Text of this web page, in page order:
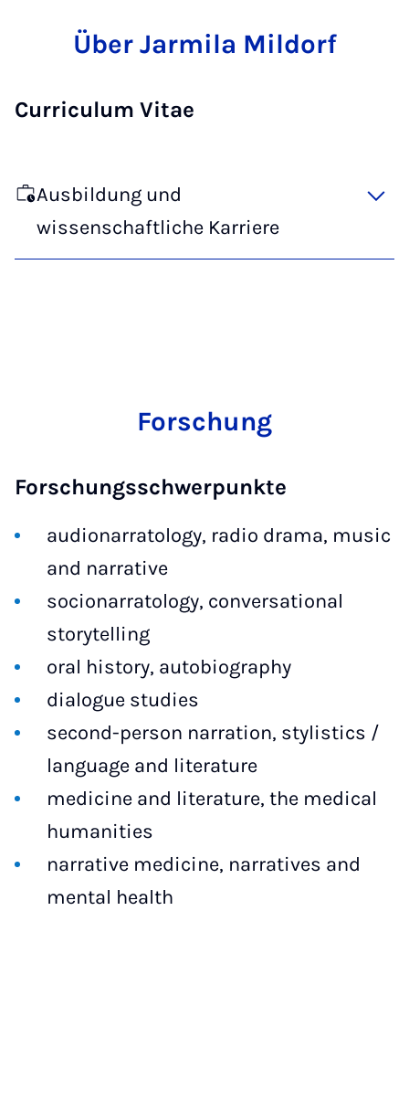
Über Jarmila Mildorf
Curriculum Vitae
Ausbildung und
wissenschaftliche Karriere
Forschung
Forschungsschwerpunkte
audionarratology, radio drama, music
and narrative
socionarratology, conversational
storytelling
oral history, autobiography
dialogue studies
second-person narration, stylistics /
language and literature
medicine and literature, the medical
humanities
narrative medicine, narratives and
mental health